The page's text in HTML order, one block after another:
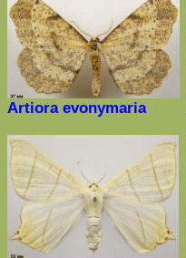
Artiora evonymaria